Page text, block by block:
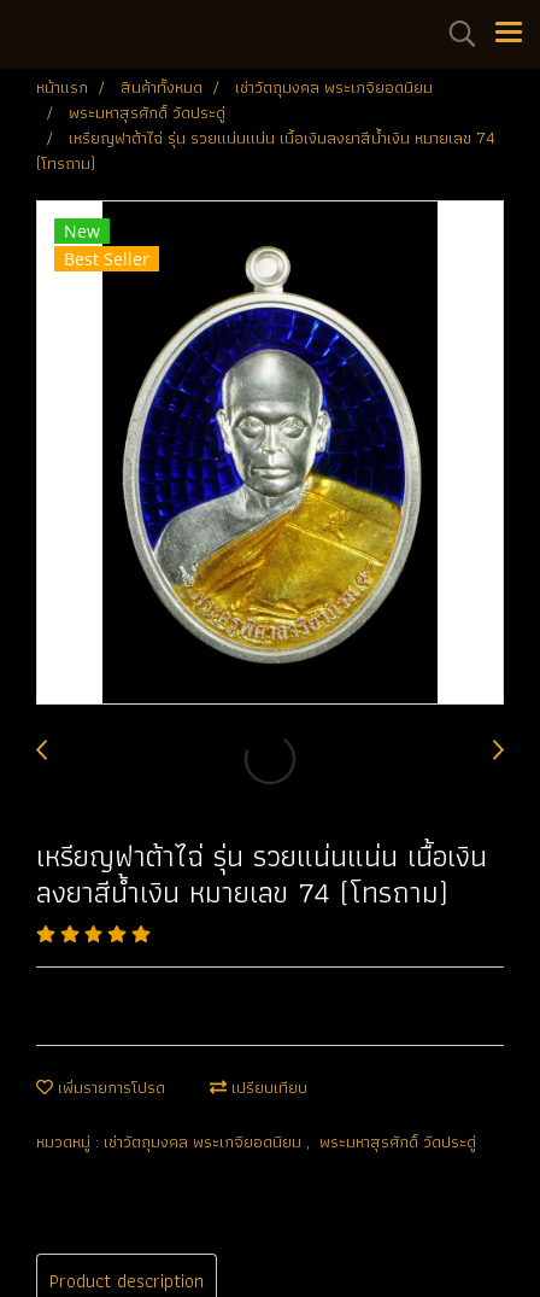
หน้าแรก สินค้าทั้งหมด
เช่าวัตถุมงคล พระเกจิยอดนิยม
พระมหาสุรศักดิ์ วัดประดู่
เหรียญฟาต้าไฉ่ รุ่น รวยแน่นแน่น เนื้อเงินลงยาสีน้ำเงิน หมายเลข 74
(โทรถาม)
New
Best Seller
เหรียญฟาต้าไฉ่ รุ่น รวยแน่นแน่น เนื้อเงิน
ลงยาสีน้ำเงิน หมายเลข 74 (โทรถาม)
เพิ่มรายการโปรด เปรียบเทียบ
หมวดหมู่ : เช่าวัตถุมงคล พระเกจิยอดนิยม , พระมหาสุรศักดิ์ วัดประดู่
Product description